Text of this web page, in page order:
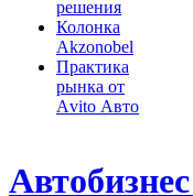
решения
Колонка
Akzonobel
Практика
рынка от
Аvito Авто